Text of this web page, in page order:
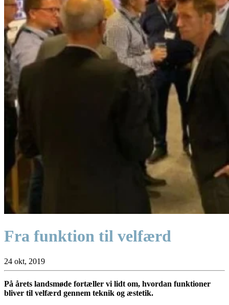
Fra funktion til velfærd
24 okt, 2019
På årets landsmøde fortæller vi lidt om, hvordan funktioner
bliver til velfærd gennem teknik og æstetik.